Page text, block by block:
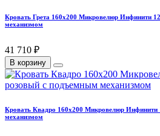
Кровать Грета 160х200 Микровелюр Инфинити
механизмом
41 710 ₽
В корзину
Кровать Квадро 160х200 Микровелюр Инфинити
механизмом